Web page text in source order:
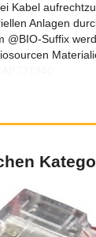
Kabel
Anlagen
@BIO-Suffix